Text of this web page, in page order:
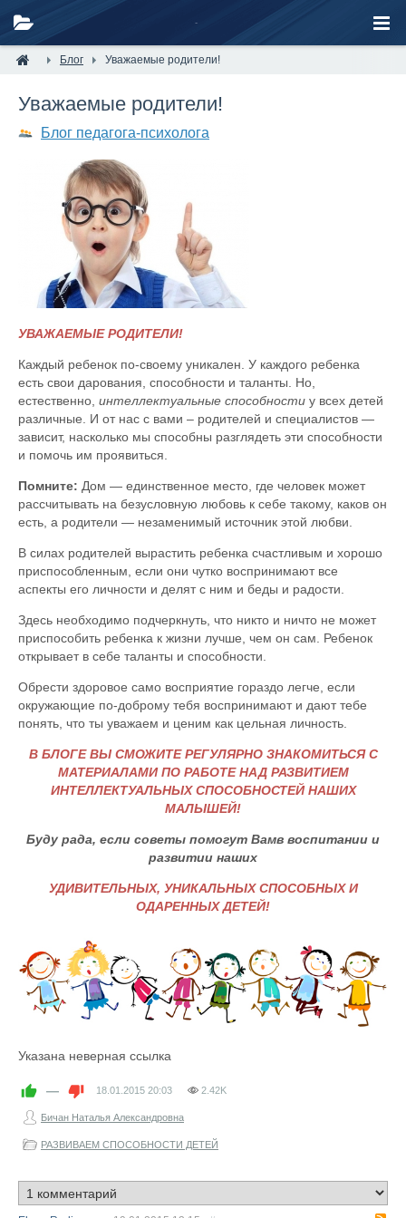
Блог Уважаемые родители!
Уважаемые родители!
Блог педагога-психолога
УВАЖАЕМЫЕ РОДИТЕЛИ!
Каждый ребенок по-своему уникален. У каждого ребенка
есть свои дарования, способности и таланты. Но,
естественно, интеллектуальные способности у всех детей
различные. И от нас с вами – родителей и специалистов —
зависит, насколько мы способны разглядеть эти способности
и помочь им проявиться.
Помните: Дом — единственное место, где человек может
рассчитывать на безусловную любовь к себе такому, каков он
есть, а родители — незаменимый источник этой любви.
В силах родителей вырастить ребенка счастливым и хорошо
приспособленным, если они чутко воспринимают все
аспекты его личности и делят с ним и беды и радости.
Здесь необходимо подчеркнуть, что никто и ничто не может
приспособить ребенка к жизни лучше, чем он сам. Ребенок
открывает в себе таланты и способности.
Обрести здоровое само восприятие гораздо легче, если
окружающие по-доброму тебя воспринимают и дают тебе
понять, что ты уважаем и ценим как цельная личность.
В БЛОГЕ ВЫ СМОЖИТЕ РЕГУЛЯРНО ЗНАКОМИТЬСЯ С
МАТЕРИАЛАМИ ПО РАБОТЕ НАД РАЗВИТИЕМ
ИНТЕЛЛЕКТУАЛЬНЫХ СПОСОБНОСТЕЙ НАШИХ
МАЛЫШЕЙ!
Буду рада, если советы помогут Вамв воспитании и
развитии наших
УДИВИТЕЛЬНЫХ, УНИКАЛЬНЫХ СПОСОБНЫХ И
ОДАРЕННЫХ ДЕТЕЙ!
Указана неверная ссылка
— 18.01.2015 20:03 2.42K
Бичан Наталья Александровна
РАЗВИВАЕМ СПОСОБНОСТИ ДЕТЕЙ